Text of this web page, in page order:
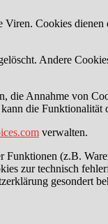
Cookies
Andere
die Annahme von
die Funktionalität
verwalten.
Funktionen (z.B.
zur technisch
gesondert